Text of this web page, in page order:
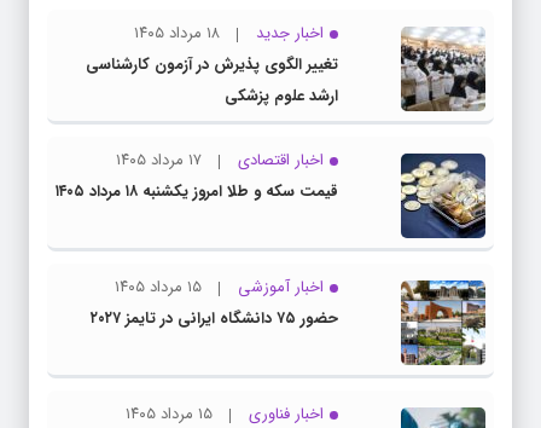
اخبار جدید
۱۸ مرداد ۱۴۰۵
تغییر الگوی پذیرش در آزمون کارشناسی
ارشد علوم پزشکی
اخبار اقتصادی
۱۷ مرداد ۱۴۰۵
قیمت سکه و طلا امروز یکشنبه ۱۸ مرداد ۱۴۰۵
اخبار آموزشی
۱۵ مرداد ۱۴۰۵
حضور ۷۵ دانشگاه ایرانی در تایمز ۲۰۲۷
اخبار فناوری
۱۵ مرداد ۱۴۰۵